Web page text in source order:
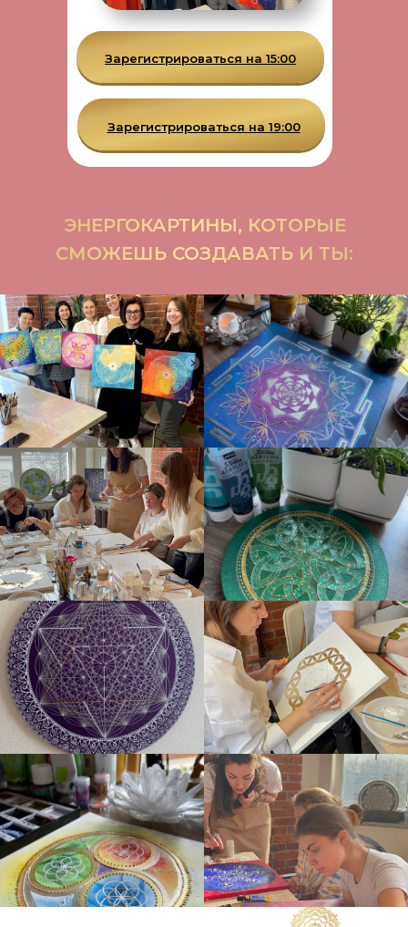
Зарегистрироваться на 19:00
Зарегистрироваться на 15:00
ЭНЕРГОКАРТИНЫ, КОТОРЫЕ
СМОЖЕШЬ СОЗДАВАТЬ И ТЫ: